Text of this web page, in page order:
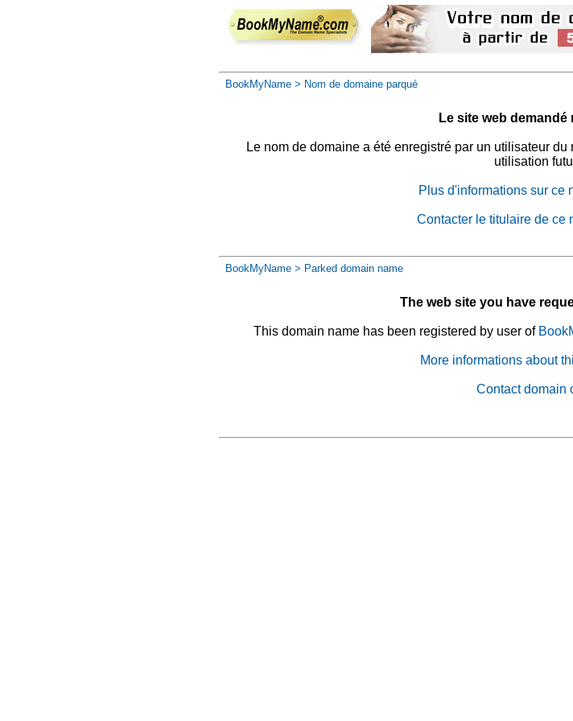
BookMyName > Nom de domaine parqué
Le site web demandé
Le nom de domaine a été enregistré par un utilisateur du
utilisation
Plus d'informations sur ce
Contacter le titulaire de ce
BookMyName > Parked domain name
The web site you have
This domain name has been registered by user of
More informations about
Contact domain